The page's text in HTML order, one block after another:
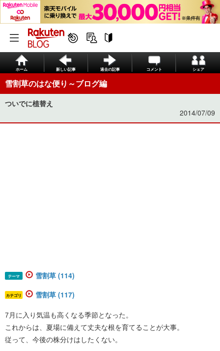
ホーム 新しい記事 過去の記事 コメント シェア
雪割草のはな便り～ブログ編
ついでに植替え
2014/07/09
テーマ 雪割草 (114)
カテゴリ 雪割草 (117)
7月に入り気温も高くなる季節となった。
これからは、夏場に備えて丈夫な根を育てることが大事。
従って、今後の株分けはしたくない。